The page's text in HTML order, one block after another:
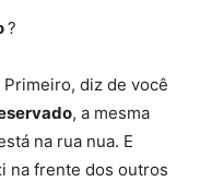
?
diz de você
, a mesma
na rua nua. E
na frente dos outros